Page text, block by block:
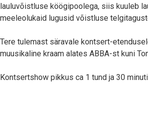
lauluvõistluse köögipoolega, siis kuuleb
meeleolukaid lugusid võistluse
Tere tulemast säravale kontsert-
muusikaline kraam alates ABBA-st kuni
Kontsertshow pikkus ca 1 tund ja 30